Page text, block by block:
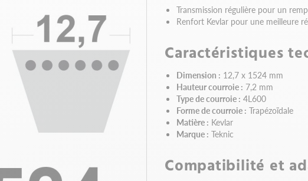
Transmission régulière pour un
Renfort Kevlar pour une meilleure
Caractéristiques
Dimension : 12,7 x 1524 mm
Hauteur courroie : 7,2 mm
Type de courroie : 4L600
Forme de courroie : Trapézoïdale
Matière : Kevlar
Marque : Teknic
Compatibilité et